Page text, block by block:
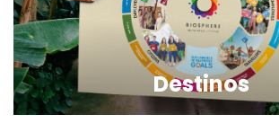
Destinos